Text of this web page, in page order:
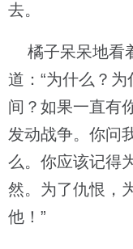
去。
橘子呆呆地看
道：“为什么？
间？如果一直有
发动战争。你问
么。你应该记得
然。为了仇恨，
他！”